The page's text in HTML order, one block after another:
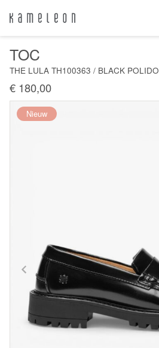
TOC
THE LULA TH100363 / BLACK POLIDO
€ 180,00
Nieuw